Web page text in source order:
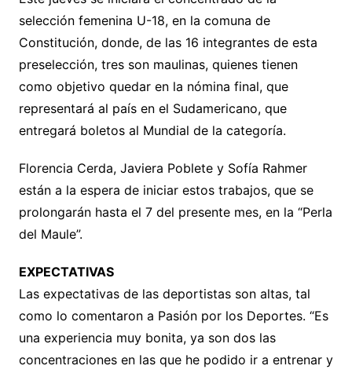
selección femenina U-18, en la comuna de
Constitución, donde, de las 16 integrantes de esta
preselección, tres son maulinas, quienes tienen
como objetivo quedar en la nómina final, que
representará al país en el Sudamericano, que
entregará boletos al Mundial de la categoría.
Florencia Cerda, Javiera Poblete y Sofía Rahmer
están a la espera de iniciar estos trabajos, que se
prolongarán hasta el 7 del presente mes, en la “Perla
del Maule”.
EXPECTATIVAS
Las expectativas de las deportistas son altas, tal
como lo comentaron a Pasión por los Deportes. “Es
una experiencia muy bonita, ya son dos las
concentraciones en las que he podido ir a entrenar y